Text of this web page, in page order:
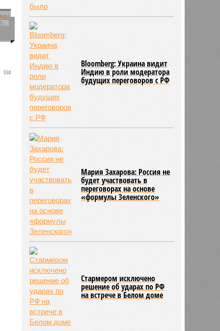
558
Bloomberg: Украина видит
Индию в роли модератора
будущих переговоров с РФ
Мария Захарова: Россия не
будет участвовать в
переговорах на основе
«формулы Зеленского»
Стармером исключено
решение об ударах по РФ
на встрече в Белом доме